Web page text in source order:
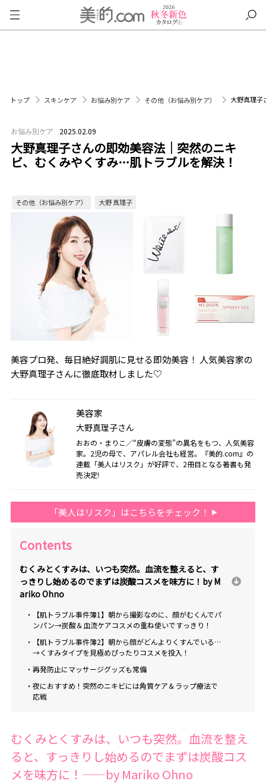
トップ スキンケア お悩み別ケア その他（お悩み別ケア） 大野真理
お悩み別ケア 2025.02.09
大野真理子さんの即効美容法｜突然のニキ
ビ、むくみやくすみ…肌トラブルを解決！
その他（お悩み別ケア） 大野 真理子
美容プロ発、毎日絶好調肌に見せる即効美容！ 人気美容家の
大野真理子さんに徹底取材しました♡
美容家
大野真理子さん
おおの・まりこ／“皮膚の変態”の異名をもつ、人気美容
家。2児の母で、アパレル会社も経営。『美的.com』の
連載「美人はリスク」が好評で、2冊目となる著書も発
売決定!
「美人はリスク」はこちらをチェック！
Contents
むくみとくすみは、いつも突然。血流を整えると、す
っきりし始めるのでまずは炭酸コスメを味方に！――by M
ariko Ohno
・【肌トラブル事件簿1】朝から撮影なのに、顔がむくんでパ
ンパン→炭酸＆血流ケアコスメの重ね使いですっきり！
・【肌トラブル事件簿2】朝から顔がどんよりくすんでいる…
→くすみタイプを見極めぴったりコスメを投入！
・再発防止にマッサージグッズも常備
・夜におすすめ！突然のニキビには角質ケア＆ラップ療法で
応戦
むくみとくすみは、いつも突然。血流を整え
ると、すっきりし始めるのでまずは炭酸コス
メを味方に！――by Mariko Ohno